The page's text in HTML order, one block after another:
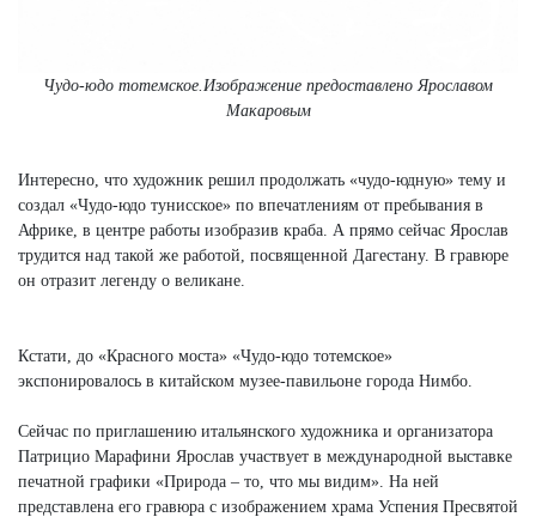
Чудо-юдо тотемское.Изображение предоставлено Ярославом
Макаровым
Интересно, что художник решил продолжать «чудо-юдную» тему и
создал «Чудо-юдо тунисское» по впечатлениям от пребывания в
Африке, в центре работы изобразив краба. А прямо сейчас Ярослав
трудится над такой же работой, посвященной Дагестану. В гравюре
он отразит легенду о великане.
Кстати, до «Красного моста» «Чудо-юдо тотемское»
экспонировалось в китайском музее-павильоне города Нимбо.
Сейчас по приглашению итальянского художника и организатора
Патрицио Марафини Ярослав участвует в международной выставке
печатной графики «Природа – то, что мы видим». На ней
представлена его гравюра с изображением храма Успения Пресвятой